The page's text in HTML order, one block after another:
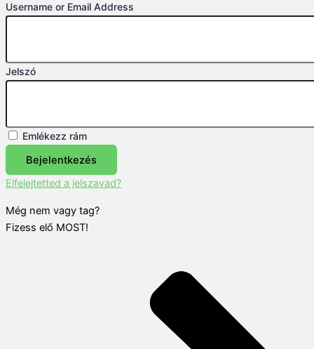
Username or Email Address
Jelszó
Emlékezz rám
Bejelentkezés
Elfelejtetted a jelszavad?
Még nem vagy tag?
Fizess elő MOST!